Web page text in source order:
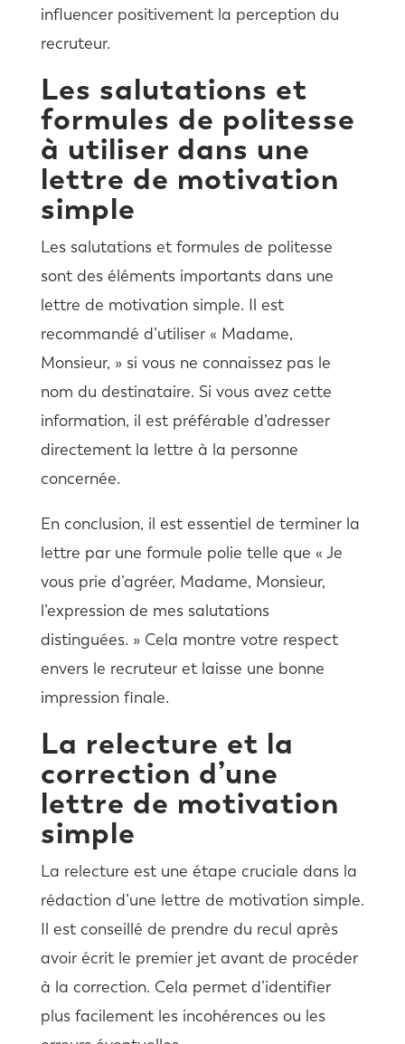
influencer positivement la perception du
recruteur.
Les salutations et
formules de politesse
à utiliser dans une
lettre de motivation
simple
Les salutations et formules de politesse
sont des éléments importants dans une
lettre de motivation simple. Il est
recommandé d’utiliser « Madame,
Monsieur, » si vous ne connaissez pas le
nom du destinataire. Si vous avez cette
information, il est préférable d’adresser
directement la lettre à la personne
concernée.
En conclusion, il est essentiel de terminer la
lettre par une formule polie telle que « Je
vous prie d’agréer, Madame, Monsieur,
l’expression de mes salutations
distinguées. » Cela montre votre respect
envers le recruteur et laisse une bonne
impression finale.
La relecture et la
correction d’une
lettre de motivation
simple
La relecture est une étape cruciale dans la
rédaction d’une lettre de motivation simple.
Il est conseillé de prendre du recul après
avoir écrit le premier jet avant de procéder
à la correction. Cela permet d’identifier
plus facilement les incohérences ou les